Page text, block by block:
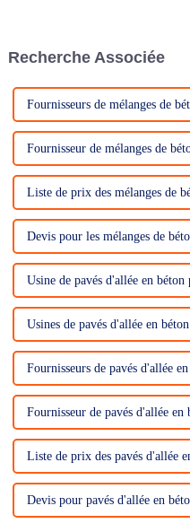
l'abordabilité du béton.
Recherche Associée
Fournisseurs de mélanges de
Fournisseur de mélanges de
Liste de prix des mélanges de
Devis pour les mélanges de
Usine de pavés d'allée en béton
Usines de pavés d'allée en
Fournisseurs de pavés d'allée
Fournisseur de pavés d'allée en
Liste de prix des pavés d'allée
Devis pour pavés d'allée en